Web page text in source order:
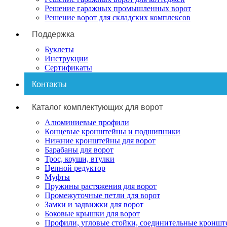
Решение гаражных промышленных ворот
Решение ворот для складских комплексов
Поддержка
Буклеты
Инструкции
Сертификаты
Контакты
Каталог комплектующих для ворот
Алюминиевые профили
Концевые кронштейны и подшипники
Нижние кронштейны для ворот
Барабаны для ворот
Трос, коуши, втулки
Цепной редуктор
Муфты
Пружины растяжения для ворот
Промежуточные петли для ворот
Замки и задвижки для ворот
Боковые крышки для ворот
Профили, угловые стойки, соединительные